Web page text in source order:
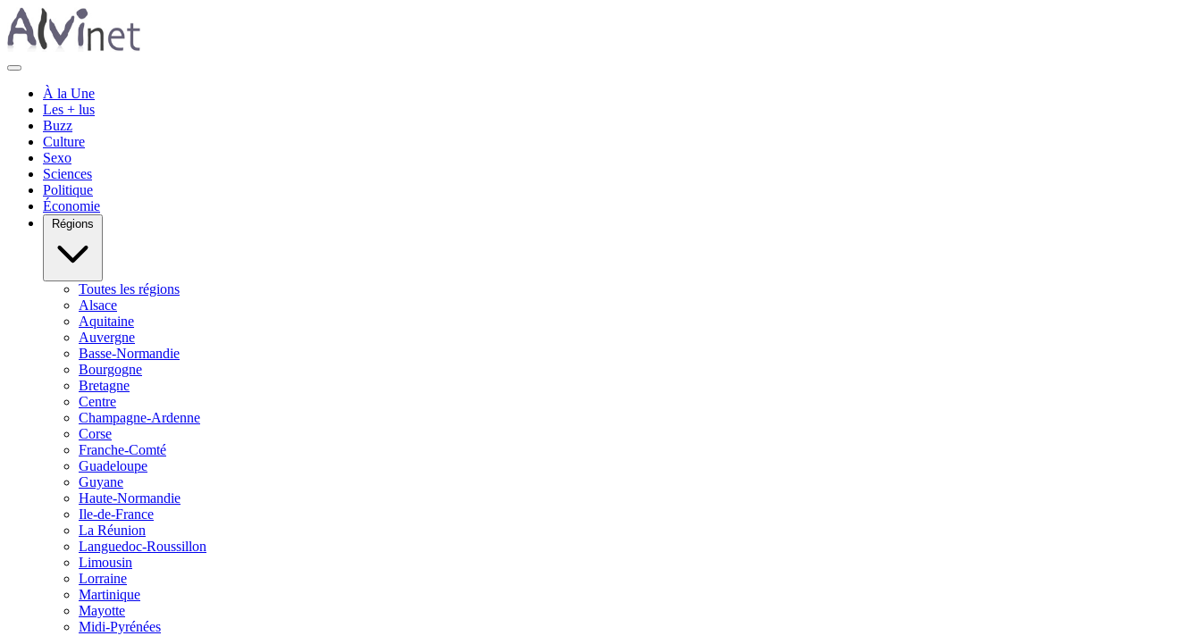
À la Une
Les + lus
Buzz
Culture
Sexo
Sciences
Politique
Économie
Régions
Toutes les régions
Alsace
Aquitaine
Auvergne
Basse-Normandie
Bourgogne
Bretagne
Centre
Champagne-Ardenne
Corse
Franche-Comté
Guadeloupe
Guyane
Haute-Normandie
Ile-de-France
La Réunion
Languedoc-Roussillon
Limousin
Lorraine
Martinique
Mayotte
Midi-Pyrénées